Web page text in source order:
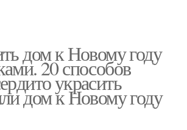
дом к Новому году
20 способов
украсить
дом к Новому году